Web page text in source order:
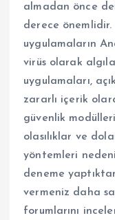
almadan önce
derece
uygulamaların
virüs olarak
uygulamaları,
zararlı içerik
güvenlik
olasılıklar ve
yöntemleri
deneme
vermeniz daha
forumlarını